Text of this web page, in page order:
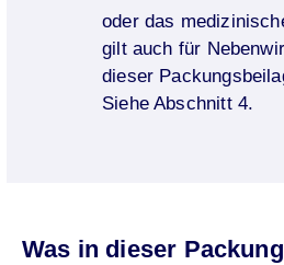
oder das
gilt auch für
dieser
Siehe Abschnitt 4.
Was in dieser